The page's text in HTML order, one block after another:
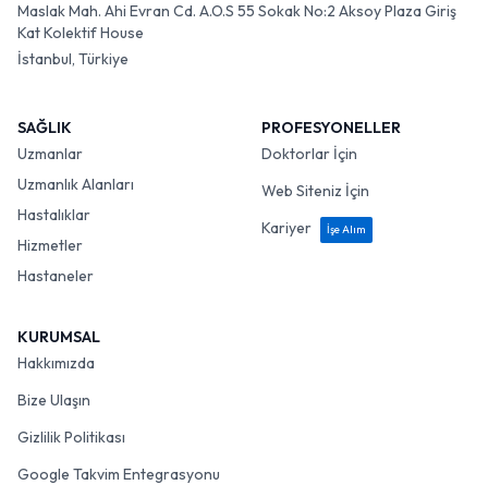
Maslak Mah. Ahi Evran Cd. A.O.S 55 Sokak No:2 Aksoy Plaza Giriş
Kat Kolektif House
İstanbul, Türkiye
SAĞLIK
Uzmanlar
Uzmanlık Alanları
Hastalıklar
Hizmetler
Hastaneler
PROFESYONELLER
Doktorlar İçin
Web Siteniz İçin
Kariyer
İşe Alım
KURUMSAL
Hakkımızda
Bize Ulaşın
Gizlilik Politikası
Google Takvim Entegrasyonu